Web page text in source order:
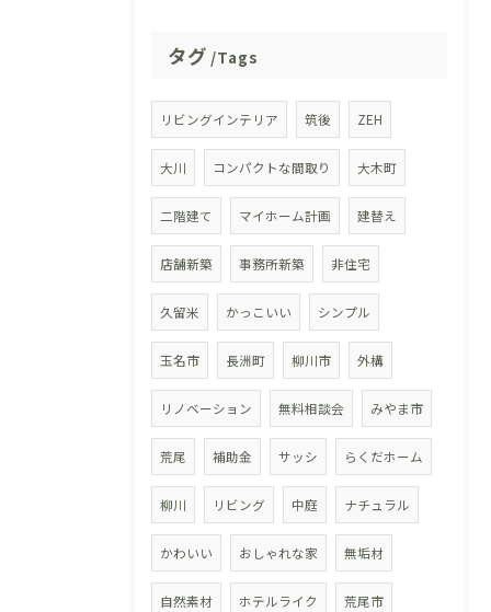
タグ Tags
リビングインテリア 筑後 ZEH
大川 コンパクトな間取り 大木町
二階建て マイホーム計画 建替え
店舗新築 事務所新築 非住宅
久留米 かっこいい シンプル
玉名市 長洲町 柳川市 外構
リノベーション 無料相談会 みやま市
荒尾 補助金 サッシ らくだホーム
柳川 リビング 中庭 ナチュラル
かわいい おしゃれな家 無垢材
自然素材 ホテルライク 荒尾市